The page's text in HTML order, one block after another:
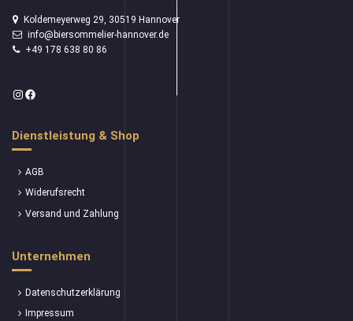
Koldemeyerweg 29, 30519 Hannover
info@biersommelier-hannover.de
+49 178 638 80 86
Instagram
Facebook
Dienstleistung & Shop
AGB
Widerufsrecht
Versand und Zahlung
Unternehmen
Datenschutzerklärung
Impressum